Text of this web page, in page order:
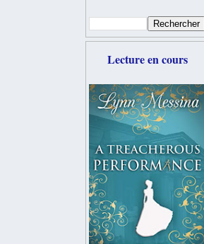
Lecture en cours